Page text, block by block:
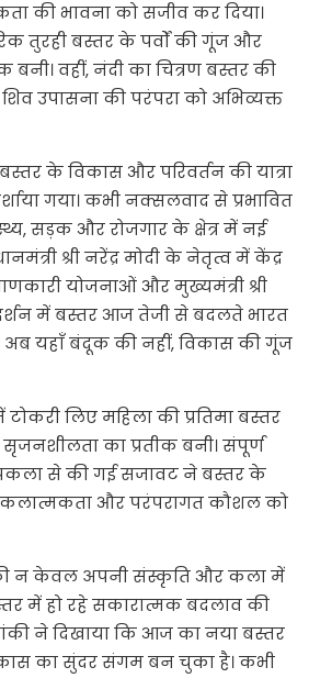
की भावना को सजीव कर दिया।
तुरही बस्तर के पर्वों की गूंज और
वहीं, नंदी का चित्रण बस्तर की
उपासना की परंपरा को अभिव्यक्त
के विकास और परिवर्तन की यात्रा
गया। कभी नक्सलवाद से प्रभावित
सड़क और रोजगार के क्षेत्र में नई
श्री नरेंद्र मोदी के नेतृत्व में केंद्र
योजनाओं और मुख्यमंत्री श्री
में बस्तर आज तेजी से बदलते भारत
अब यहाँ बंदूक की नहीं, विकास की गूंज
लिए महिला की प्रतिमा बस्तर
सृजनशीलता का प्रतीक बनी। संपूर्ण
से की गई सजावट ने बस्तर के
कलात्मकता और परंपरागत कौशल को
न केवल अपनी संस्कृति और कला में
में हो रहे सकारात्मक बदलाव की
ने दिखाया कि आज का नया बस्तर
का सुंदर संगम बन चुका है। कभी